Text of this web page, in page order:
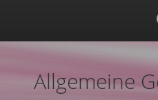
Allgemeine